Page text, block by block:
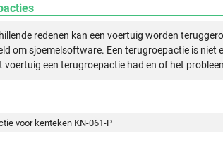
redenen kan een voertuig worden
om sjoemelsoftware. Een terugroepactie is
voertuig een terugroepactie had en of het
voor kenteken KN-061-P